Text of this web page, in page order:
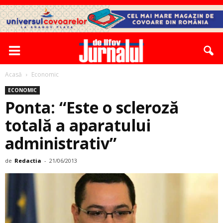
Acasă Economic
ECONOMIC
Ponta: “Este o scleroză
totală a aparatului
administrativ”
de Redactia - 21/06/2013